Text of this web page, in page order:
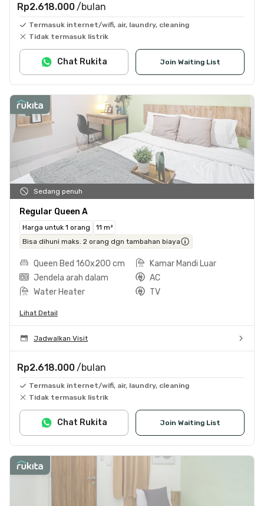
Rp2.618.000 /bulan
Termasuk internet/wifi, air, laundry, cleaning
Tidak termasuk listrik
Join Waiting List
Chat Rukita
Sedang penuh
Regular Queen A
Harga untuk 1 orang
11 m²
Bisa dihuni maks. 2 orang dgn tambahan biaya
Queen Bed 160x200 cm
Kamar Mandi Luar
Jendela arah dalam
AC
Water Heater
TV
Lihat Detail
Jadwalkan Visit
Rp2.618.000 /bulan
Termasuk internet/wifi, air, laundry, cleaning
Tidak termasuk listrik
Join Waiting List
Chat Rukita